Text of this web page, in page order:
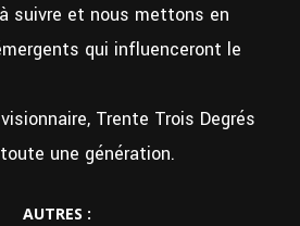
suivre et nous mettons en
qui influenceront le
Trente Trois Degrés
une génération.
AUTRES :